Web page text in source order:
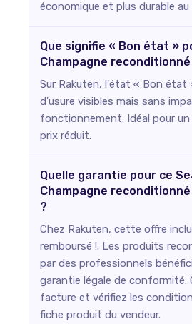
économique et plus durable au
Que signifie « Bon état »
Champagne reconditionné
Sur Rakuten, l'état « Bon état
d'usure visibles mais sans
fonctionnement. Idéal pour
prix réduit.
Quelle garantie pour ce
Champagne
?
Chez Rakuten, cette offre
remboursé !. Les produits
par des professionnels
garantie légale de conformité.
facture et vérifiez les
fiche produit du vendeur.